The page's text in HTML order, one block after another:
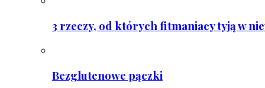
3 rzeczy, od których fitmaniacy tyją w
Bezglutenowe pączki